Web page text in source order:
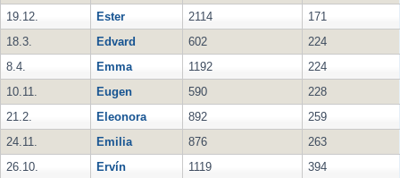
19.12.
Ester 2114
171
18.3.
Edvard 602
224
8.4.
Emma 1192
224
10.11.
Eugen 590
228
21.2.
Eleonora 892
259
24.11.
Emilia 876
263
26.10.
Ervín 1119
394